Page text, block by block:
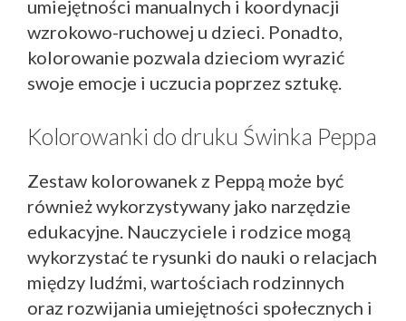
umiejętności manualnych i koordynacji
wzrokowo-ruchowej u dzieci. Ponadto,
kolorowanie pozwala dzieciom wyrazić
swoje emocje i uczucia poprzez sztukę.
Kolorowanki do druku Świnka Peppa
Zestaw kolorowanek z Peppą może być
również wykorzystywany jako narzędzie
edukacyjne. Nauczyciele i rodzice mogą
wykorzystać te rysunki do nauki o relacjach
między ludźmi, wartościach rodzinnych
oraz rozwijania umiejętności społecznych i